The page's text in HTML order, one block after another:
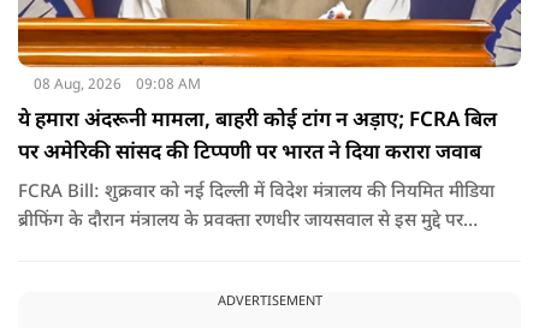
08 Aug, 2026 09:08 AM
ये हमारा अंदरूनी मामला, बाहरी कोई टांग न अड़ाए; FCRA बिल
पर अमेरिकी सांसद की टिप्पणी पर भारत ने दिया करारा जवाब
FCRA Bill: शुक्रवार को नई दिल्ली में विदेश मंत्रालय की नियमित मीडिया
ब्रीफिंग के दौरान मंत्रालय के प्रवक्ता रणधीर जायसवाल से इस मुद्दे पर
ADVERTISEMENT